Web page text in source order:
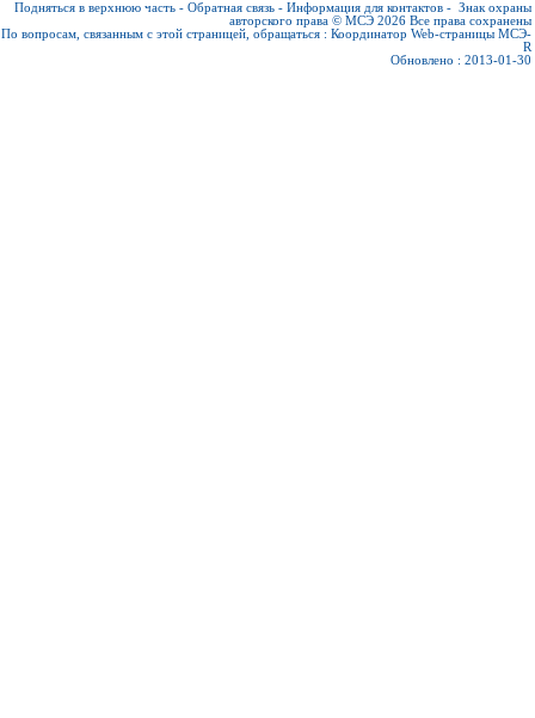
Подняться в верхнюю часть - Обратная связь - Информация для контактов - Знак охраны
авторского права © МСЭ 2026 Все права сохранены
По вопросам, связанным с этой страницей, обращаться : Координатор Web-страницы МСЭ-
R
Обновлено : 2013-01-30